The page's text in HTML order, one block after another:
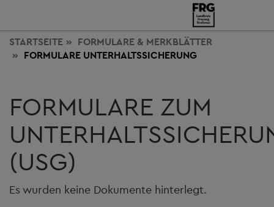
STARTSEITE
FORMULARE & MERKBLÄTTER
FORMULARE UNTERHALTSSICHERUNG
FORMULARE ZUM
(USG)
Es wurden keine Dokumente hinterlegt.